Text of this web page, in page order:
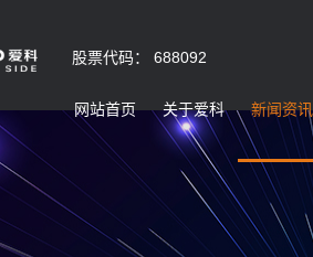
股票代码： 688092
网站首页 关于爱科 新闻资讯